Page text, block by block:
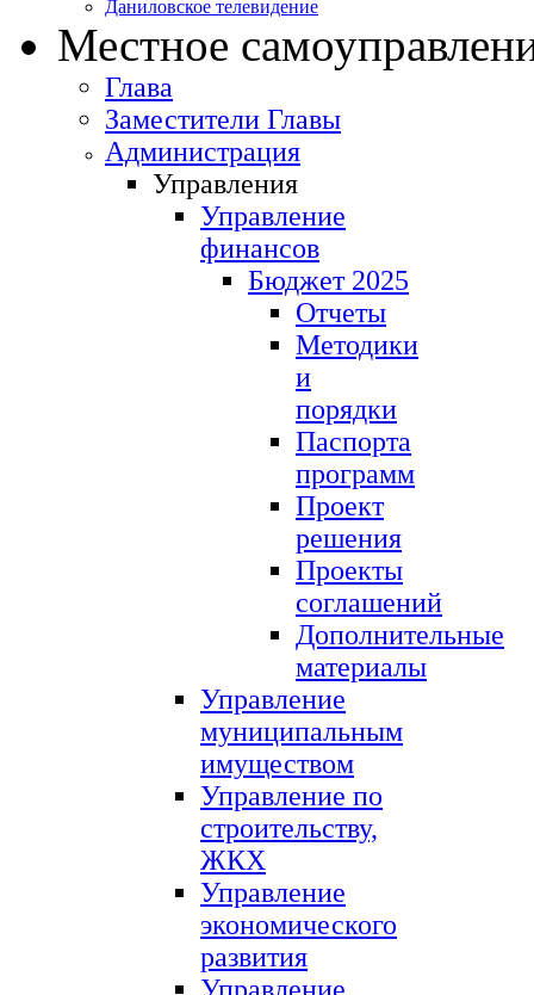
Даниловское телевидение
Местное
Глава
Заместители Главы
Администрация
Управления
Управление
финансов
Бюджет 2025
Отчеты
Методики
и
порядки
Паспорта
программ
Проект
решения
Проекты
соглашений
Дополнительные
материалы
Управление
муниципальным
имуществом
Управление по
строительству,
ЖКХ
Управление
экономического
развития